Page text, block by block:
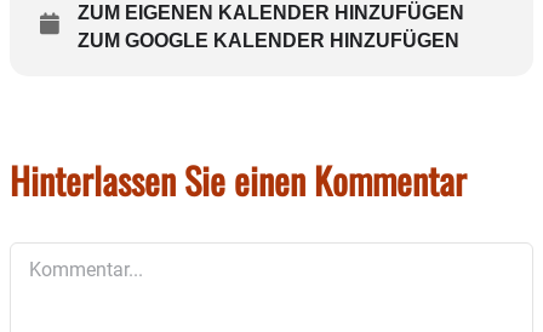
ZUM EIGENEN KALENDER HINZUFÜGEN
ZUM GOOGLE KALENDER HINZUFÜGEN
Hinterlassen Sie einen Kommentar